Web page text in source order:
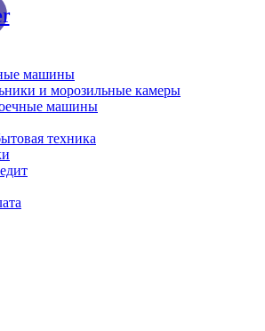
машины
и морозильные камеры
машины
техника